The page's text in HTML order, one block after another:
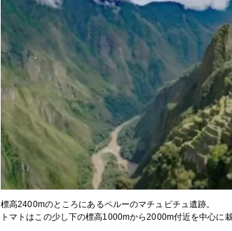
標高2400mのところにあるペルーのマチュピチュ遺跡。
トマトはこの少し下の標高1000mから2000m付近を中心に